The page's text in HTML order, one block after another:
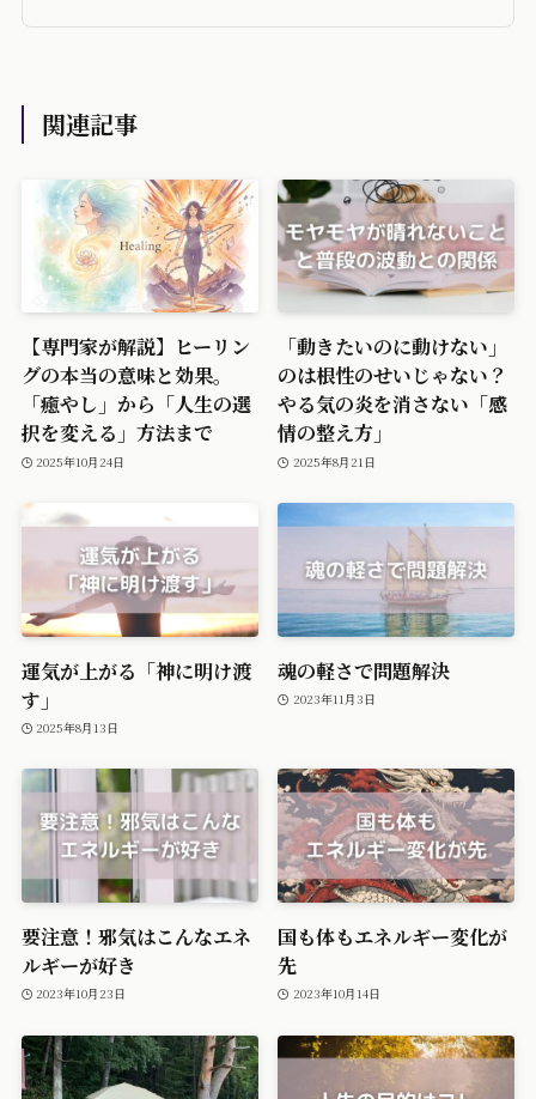
関連記事
【専門家が解説】ヒーリン
グの本当の意味と効果。
「癒やし」から「人生の選
択を変える」方法まで
2025年10月24日
「動きたいのに動けない」
のは根性のせいじゃない？
やる気の炎を消さない「感
情の整え方」
2025年8月21日
運気が上がる「神に明け渡
す」
2025年8月13日
魂の軽さで問題解決
2023年11月3日
要注意！邪気はこんなエネ
ルギーが好き
2023年10月23日
国も体もエネルギー変化が
先
2023年10月14日